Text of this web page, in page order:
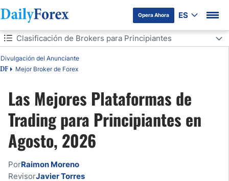
Opera Ahora ES
Tabla de contenidos
DF Mejor Broker de Forex
Divulgación del Anunciante
Clasificación de Brokers para Principiantes
Clasificación de Brokers para Principiantes
Comparativa de las Mejores Plataformas para Principiantes
5 Características Esenciales para Brokers de Principiantes
Las Mejores Plataformas de
Trading para Principiantes en
Agosto, 2026
PorRaimon Moreno
RevisorJavier Torres